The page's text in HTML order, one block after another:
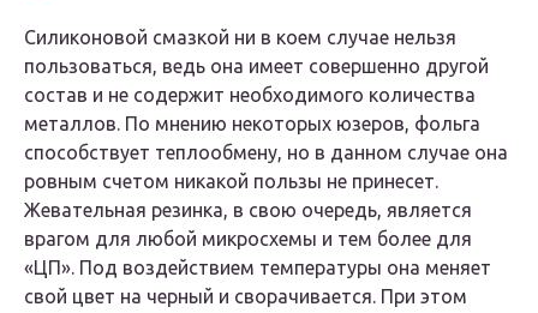
Силиконовой смазкой ни в коем случае нельзя
пользоваться, ведь она имеет совершенно другой
состав и не содержит необходимого количества
металлов. По мнению некоторых юзеров, фольга
способствует теплообмену, но в данном случае она
ровным счетом никакой пользы не принесет.
Жевательная резинка, в свою очередь, является
врагом для любой микросхемы и тем более для
«ЦП». Под воздействием температуры она меняет
свой цвет на черный и сворачивается. При этом